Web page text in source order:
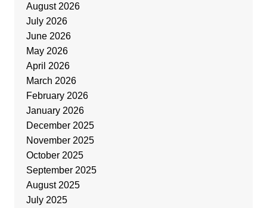
August 2026
July 2026
June 2026
May 2026
April 2026
March 2026
February 2026
January 2026
December 2025
November 2025
October 2025
September 2025
August 2025
July 2025